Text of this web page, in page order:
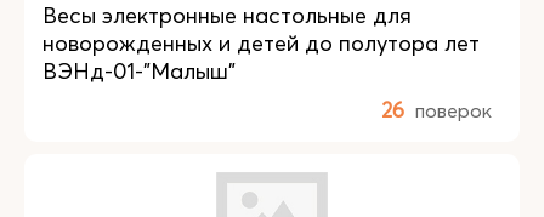
Весы электронные настольные для
новорожденных и детей до полутора лет
ВЭНд-01-"Малыш"
26 поверок